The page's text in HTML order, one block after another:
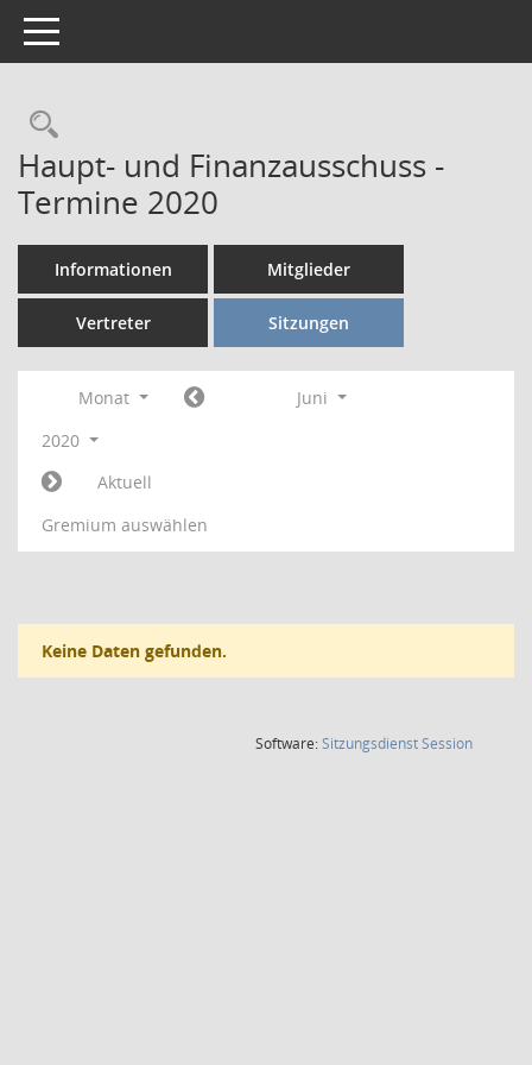
Toggle navigation
Rechercheauswahl
Haupt- und Finanzausschuss -
Termine 2020
Informationen Mitglieder
Vertreter Sitzungen
Monat
Juni
2020
Aktuell
Gremium auswählen
Keine Daten gefunden.
Software:SitzungsdienstSession(Wird in